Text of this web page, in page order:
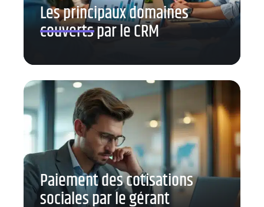
Les principaux domaines
couverts par le CRM
Paiement des cotisations
sociales par le gérant